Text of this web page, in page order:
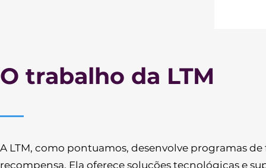
O trabalho da LTM
A LTM, como pontuamos, desenvolve programas
recompensa. Ela oferece soluções tecnológicas e